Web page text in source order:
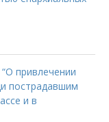
привлечении
пострадавшим
и в